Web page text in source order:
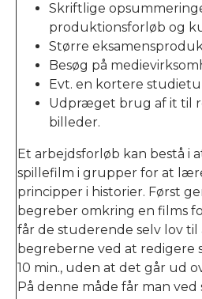
Skriftlige
produktionsforløb og
Større
Besøg på
Evt. en kortere
Udpræget brug af it til
billeder.
Et arbejdsforløb kan bestå i
spillefilm i grupper for at
principper i historier. Først
begreber omkring en films
får de studerende selv lov til
begreberne ved at redigere
10 min., uden at det går ud
På denne måde får man ved